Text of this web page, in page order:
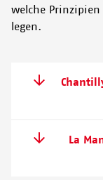
welche
legen.
La